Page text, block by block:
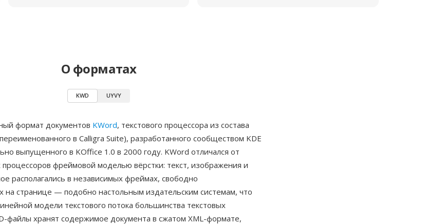
О форматах
KWD UYVY
формат документов KWord, текстового процессора из состава
в Calligra Suite), разработанного сообществом KDE
выпущенного в KOffice 1.0 в 2000 году. KWord отличался от
процессоров фреймовой моделью вёрстки: текст, изображения и
располагались в независимых фреймах, свободно
на странице — подобно настольным издательским системам, что
модели текстового потока большинства текстовых
файлы хранят содержимое документа в сжатом XML-формате,